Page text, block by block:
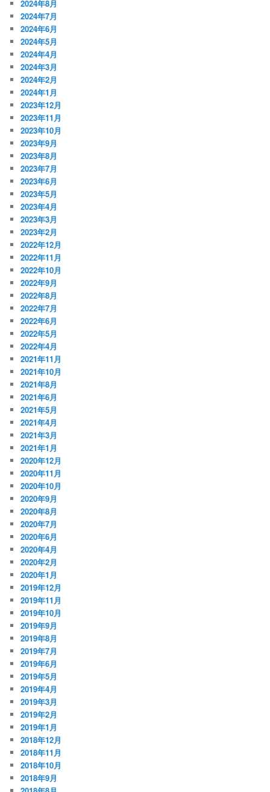
2024年8月
2024年7月
2024年6月
2024年5月
2024年4月
2024年3月
2024年2月
2024年1月
2023年12月
2023年11月
2023年10月
2023年9月
2023年8月
2023年7月
2023年6月
2023年5月
2023年4月
2023年3月
2023年2月
2022年12月
2022年11月
2022年10月
2022年9月
2022年8月
2022年7月
2022年6月
2022年5月
2022年4月
2021年11月
2021年10月
2021年8月
2021年6月
2021年5月
2021年4月
2021年3月
2021年1月
2020年12月
2020年11月
2020年10月
2020年9月
2020年8月
2020年7月
2020年6月
2020年4月
2020年2月
2020年1月
2019年12月
2019年11月
2019年10月
2019年9月
2019年8月
2019年7月
2019年6月
2019年5月
2019年4月
2019年3月
2019年2月
2019年1月
2018年12月
2018年11月
2018年10月
2018年9月